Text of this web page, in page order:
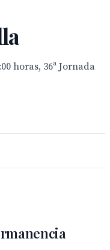
horas, 36ª Jornada